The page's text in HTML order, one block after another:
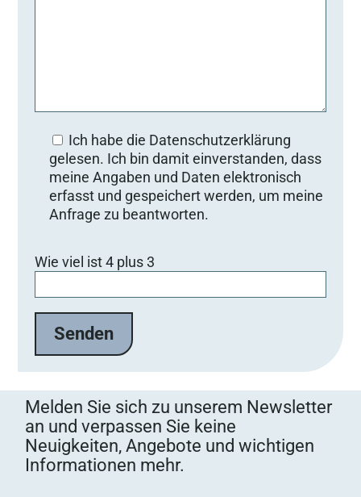
Ich habe die Datenschutzerklärung
gelesen. Ich bin damit einverstanden, dass
meine Angaben und Daten elektronisch
erfasst und gespeichert werden, um meine
Anfrage zu beantworten.
Wie viel ist 4 plus 3
Melden Sie sich zu unserem Newsletter
an und verpassen Sie keine
Neuigkeiten, Angebote und wichtigen
Informationen mehr.